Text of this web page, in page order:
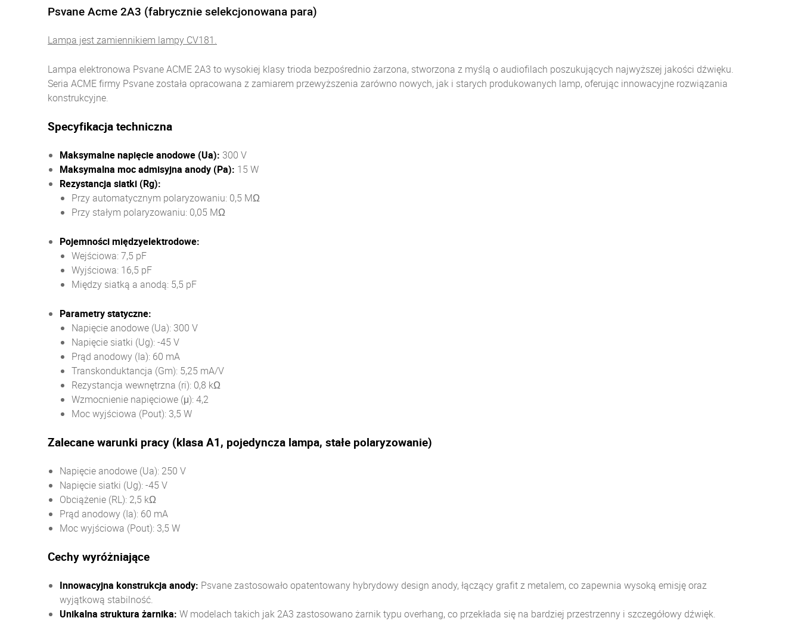
Psvane Acme 2A3 (fabrycznie selekcjonowana para)
Lampa jest zamiennikiem lampy CV181.
Lampa elektronowa Psvane ACME 2A3 to wysokiej klasy trioda bezpośrednio żarzona, stworzona z myślą o audiofilach poszukujących najwyższej jakości dźwięku.
Seria ACME firmy Psvane została opracowana z zamiarem przewyższenia zarówno nowych, jak i starych produkowanych lamp, oferując innowacyjne rozwiązania
konstrukcyjne.
Specyfikacja techniczna
Maksymalne napięcie anodowe (Ua): 300 V
Maksymalna moc admisyjna anody (Pa): 15 W
Rezystancja siatki (Rg):
Przy automatycznym polaryzowaniu: 0,5 MΩ
Przy stałym polaryzowaniu: 0,05 MΩ
Pojemności międzyelektrodowe:
Wejściowa:7,5 pF
Wyjściowa: 16,5 pF
Między siatką a anodą: 5,5 pF
Parametry statyczne:
Napięcie anodowe (Ua):300 V
Napięcie siatki (Ug):-45 V
Prąd anodowy (Ia): 60 mA
Transkonduktancja (Gm): 5,25 mA/V
Rezystancja wewnętrzna (ri): 0,8 kΩ
Wzmocnienie napięciowe (μ):4,2
Moc wyjściowa (Pout):3,5 W
Zalecane warunki pracy (klasa A1, pojedyncza lampa, stałe polaryzowanie)
Napięcie anodowe (Ua): 250 V
Napięcie siatki (Ug):-45 V
Obciążenie (RL): 2,5 kΩ
Prąd anodowy (Ia): 60 mA
Moc wyjściowa (Pout):3,5 W
Cechy wyróżniające
Innowacyjna konstrukcja anody: Psvane zastosowało opatentowany hybrydowy design anody, łączący grafit z metalem, co zapewnia wysoką emisję oraz
wyjątkową stabilność.
Unikalna struktura żarnika: W modelach takich jak 2A3 zastosowano żarnik typu overhang, co przekłada się na bardziej przestrzenny i szczegółowy dźwięk.